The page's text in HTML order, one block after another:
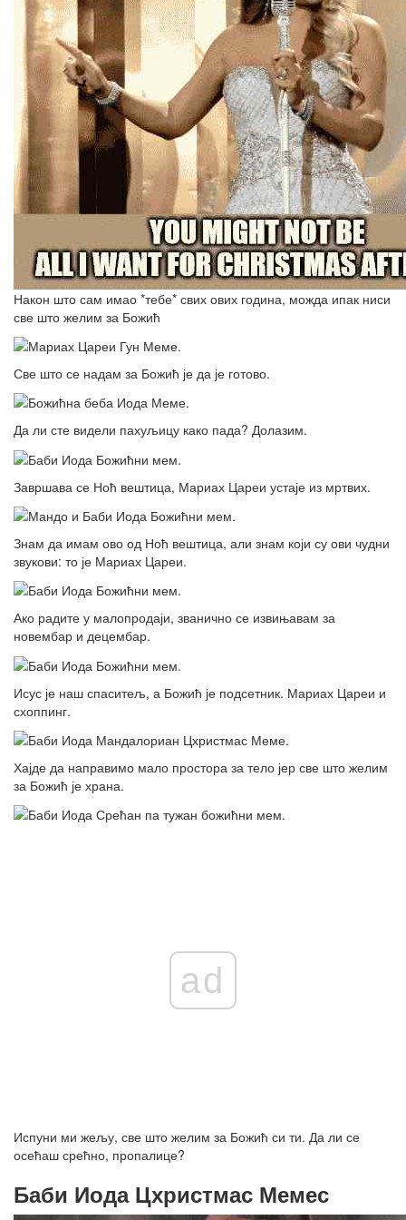
Након што сам имао *тебе* свих ових година, можда ипак ниси
све што желим за Божић
Све што се надам за Божић је да је готово.
Да ли сте видели пахуљицу како пада? Долазим.
Завршава се Ноћ вештица, Мариах Цареи устаје из мртвих.
Знам да имам ово од Ноћ вештица, али знам који су ови чудни
звукови: то је Мариах Цареи.
Ако радите у малопродаји, званично се извињавам за
новембар и децембар.
Исус је наш спаситељ, а Божић је подсетник. Мариах Цареи и
схоппинг.
Хајде да направимо мало простора за тело јер све што желим
за Божић је храна.
ad
Испуни ми жељу, све што желим за Божић си ти. Да ли се
осећаш срећно, пропалице?
Баби Иода Цхристмас Мемес